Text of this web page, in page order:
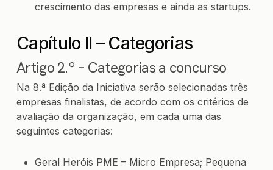
crescimento das empresas e ainda as startups.
Capítulo II – Categorias
Artigo 2.º – Categorias a concurso
Na 8.ª Edição da Iniciativa serão selecionadas três
empresas finalistas, de acordo com os critérios de
avaliação da organização, em cada uma das
seguintes categorias:
Geral Heróis PME – Micro Empresa; Pequena